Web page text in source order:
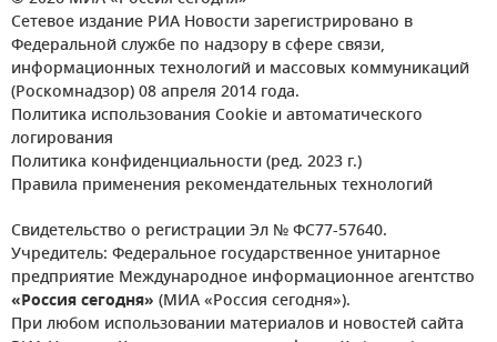
Сетевое издание РИА Новости зарегистрировано в
Федеральной службе по надзору в сфере связи,
информационных технологий и массовых коммуникаций
(Роскомнадзор) 08 апреля 2014 года.
Политика использования Cookie и автоматического
логирования
Политика конфиденциальности (ред. 2023 г.)
Правила применения рекомендательных технологий
Свидетельство о регистрации Эл № ФС77-57640.
Учредитель: Федеральное государственное унитарное
предприятие Международное информационное агентство
«Россия сегодня» (МИА «Россия сегодня»).
При любом использовании материалов и новостей сайта